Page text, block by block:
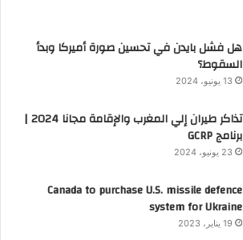
هل فشل بايدن في تحسين صورة أميركا وبدأ
السقوط؟
13 يونيو، 2024
تذاكر طيران إلي المغرب والإقامة مجانا 2024 |
برنامج GCRP
23 يونيو، 2024
Canada to purchase U.S. missile defence
system for Ukraine
19 يناير، 2023